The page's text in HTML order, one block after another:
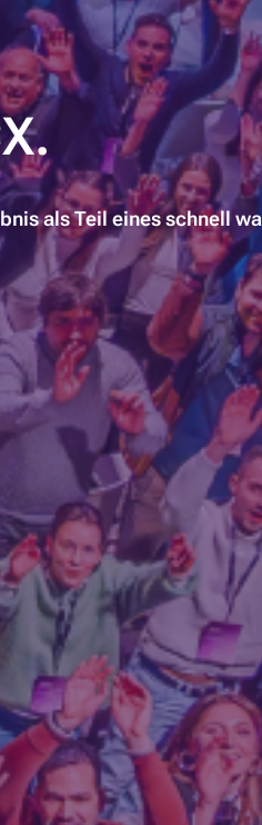
.
als Teil eines schnell